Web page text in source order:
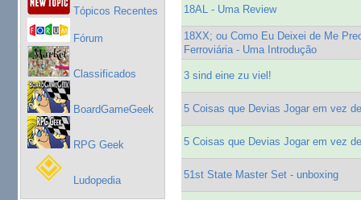
Tópicos Recentes
Fórum
Classificados
BoardGameGeek
RPG Geek
Ludopedia
18AL - Uma Review
18XX; ou Como Eu Deixei de Me
Ferroviária - Uma Introdução
3 sind eine zu viel!
5 Coisas que Devias Jogar em vez
5 Coisas que Devias Jogar em vez
51st State Master Set - unboxing